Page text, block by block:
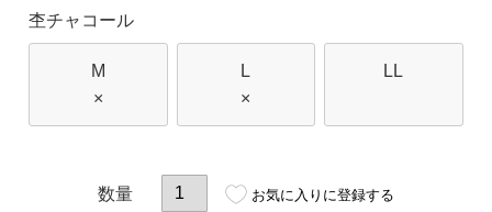
杢チャコール
M
×
L
×
LL
お気に入りに登録する